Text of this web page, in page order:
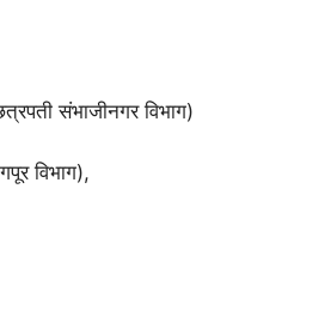
संभाजीनगर विभाग)
विभाग),